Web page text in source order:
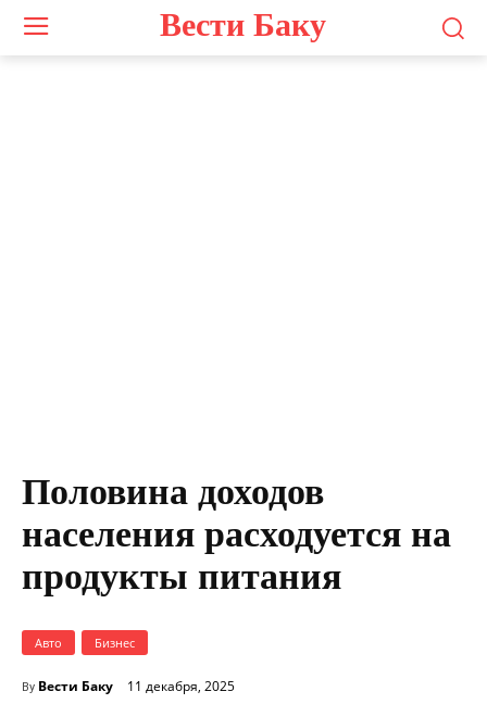
Вести Баку
Половина доходов
населения расходуется на
продукты питания
Авто Бизнес
By Вести Баку 11 декабря, 2025